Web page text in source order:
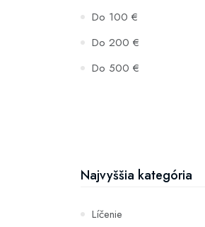
Do 100 €
Do 200 €
Do 500 €
Najvyššia kategória
Líčenie